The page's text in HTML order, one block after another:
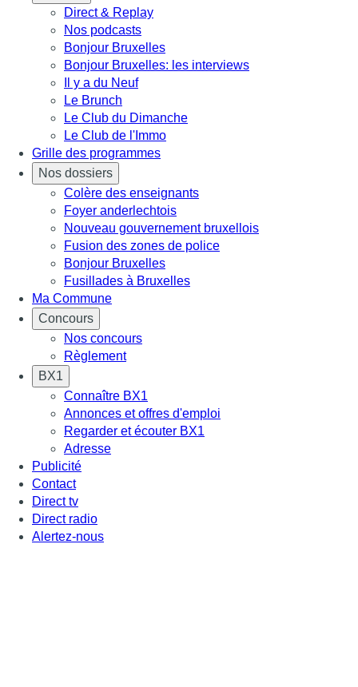
Direct & Replay
Nos podcasts
Bonjour Bruxelles
Bonjour Bruxelles: les interviews
Il y a du Neuf
Le Brunch
Le Club du Dimanche
Le Club de l'Immo
Grille des programmes
Nos dossiers
Colère des enseignants
Foyer anderlechtois
Nouveau gouvernement bruxellois
Fusion des zones de police
Bonjour Bruxelles
Fusillades à Bruxelles
Ma Commune
Concours
Nos concours
Règlement
BX1
Connaître BX1
Annonces et offres d'emploi
Regarder et écouter BX1
Adresse
Publicité
Contact
Direct tv
Direct radio
Alertez-nous